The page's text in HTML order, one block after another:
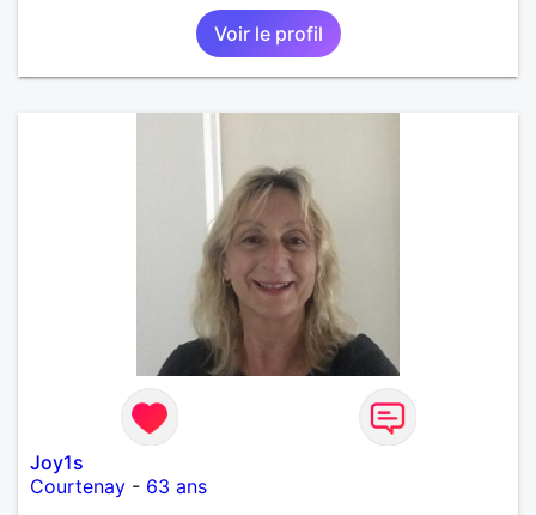
Voir le profil
Joy1s
Courtenay - 63 ans